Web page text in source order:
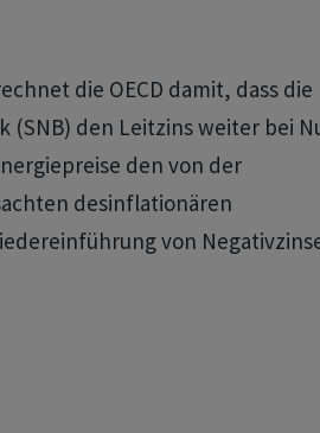
die OECD damit, dass die
(SNB) den Leitzins weiter bei
den von der
desinflationären
von